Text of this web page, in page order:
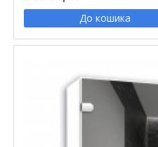
До кошика